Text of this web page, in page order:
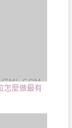
怎麼做最有